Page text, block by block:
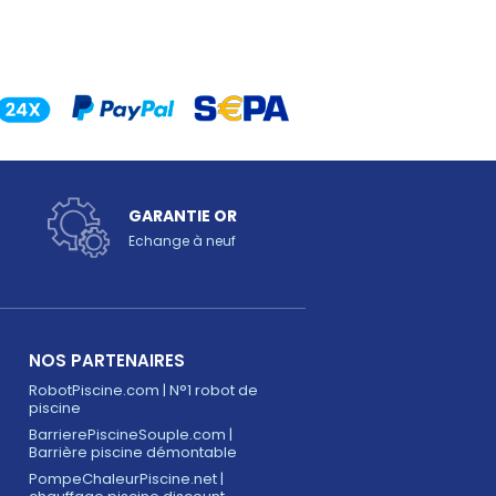
GARANTIE OR
Echange à neuf
NOS PARTENAIRES
RobotPiscine.com | N°1 robot de
piscine
BarrierePiscineSouple.com |
Barrière piscine démontable
PompeChaleurPiscine.net |